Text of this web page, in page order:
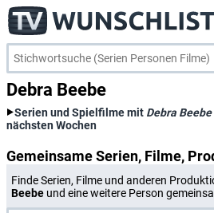
Debra Beebe
Serien und Spielfilme mit Debra Beebe
nächsten Wochen
Gemeinsame Serien, Filme,
Finde Serien, Filme und anderen
Beebe und eine weitere Person